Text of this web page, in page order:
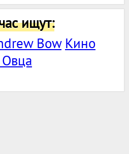
ищут:
Bow Кино